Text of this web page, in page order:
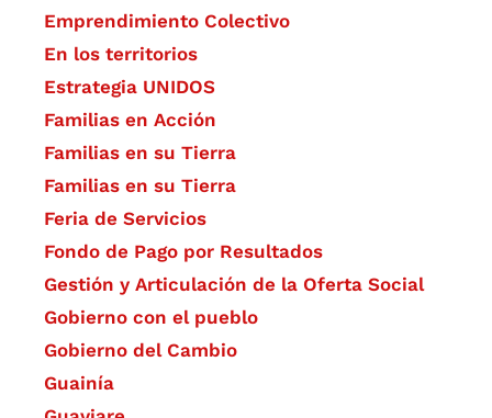
Emprendimiento Colectivo
En los territorios
Estrategia UNIDOS
Familias en Acción
Familias en su Tierra
Familias en su Tierra
Feria de Servicios
Fondo de Pago por Resultados
Gestión y Articulación de la Oferta Social
Gobierno con el pueblo
Gobierno del Cambio
Guainía